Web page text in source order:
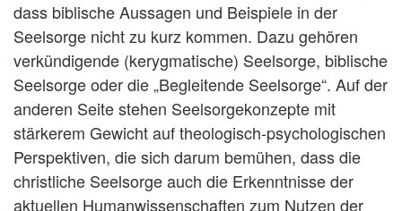
dass biblische Aussagen und Beispiele in der
Seelsorge nicht zu kurz kommen. Dazu gehören
verkündigende (kerygmatische) Seelsorge, biblische
Seelsorge oder die „Begleitende Seelsorge“. Auf der
anderen Seite stehen Seelsorgekonzepte mit
stärkerem Gewicht auf theologisch-psychologischen
Perspektiven, die sich darum bemühen, dass die
christliche Seelsorge auch die Erkenntnisse der
aktuellen Humanwissenschaften zum Nutzen der